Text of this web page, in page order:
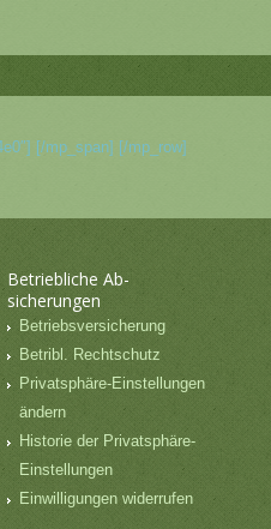
[/mp_span] [/mp_row]
Betriebliche Ab-
sicherungen
Betriebsversicherung
Betribl. Rechtschutz
Privatsphäre-Einstellungen
ändern
Historie der Privatsphäre-
Einstellungen
Einwilligungen widerrufen